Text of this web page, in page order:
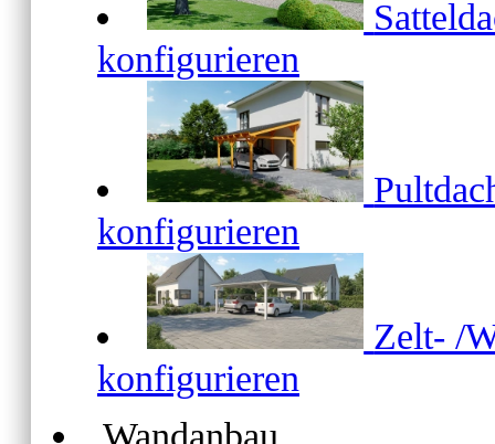
konfigurieren
konfigurieren
Zelt- /
konfigurieren